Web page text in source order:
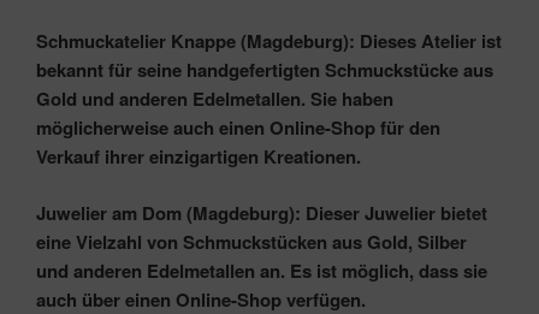
Schmuckatelier Knappe (Magdeburg): Dieses Atelier ist
bekannt für seine handgefertigten Schmuckstücke aus
Gold und anderen Edelmetallen. Sie haben
möglicherweise auch einen Online-Shop für den
Verkauf ihrer einzigartigen Kreationen.
Juwelier am Dom (Magdeburg): Dieser Juwelier bietet
eine Vielzahl von Schmuckstücken aus Gold, Silber
und anderen Edelmetallen an. Es ist möglich, dass sie
auch über einen Online-Shop verfügen.